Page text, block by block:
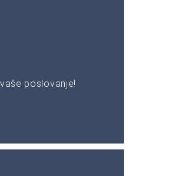
poslovanje!